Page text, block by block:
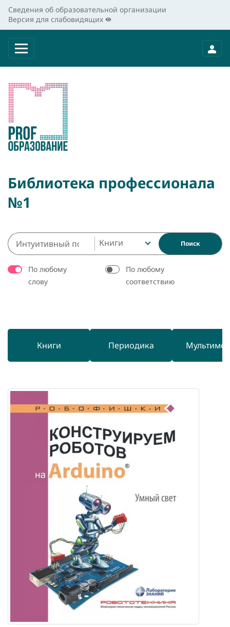
Сведения об образовательной организации
Версия для слабовидящих
Библиотека профессионала
№1
Книги Поиск
По любому
слову
По любому
соответствию
Книги Периодика